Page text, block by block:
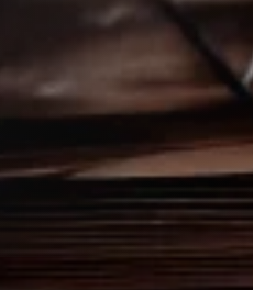
med en erfaren
kender områdets
51 90 85 46